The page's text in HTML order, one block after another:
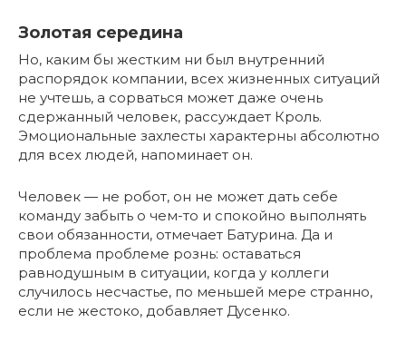
Золотая середина
Но, каким бы жестким ни был внутренний
распорядок компании, всех жизненных ситуаций
не учтешь, а сорваться может даже очень
сдержанный человек, рассуждает Кроль.
Эмоциональные захлесты характерны абсолютно
для всех людей, напоминает он.
Человек — не робот, он не может дать себе
команду забыть о чем-то и спокойно выполнять
свои обязанности, отмечает Батурина. Да и
проблема проблеме рознь: оставаться
равнодушным в ситуации, когда у коллеги
случилось несчастье, по меньшей мере странно,
если не жестоко, добавляет Дусенко.